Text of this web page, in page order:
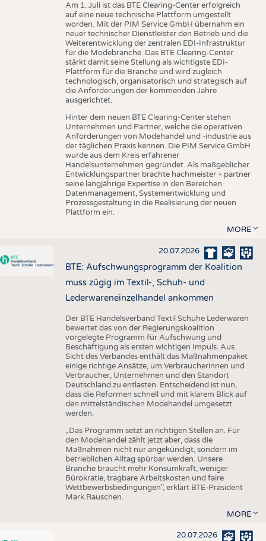
Am 1. Juli ist das BTE Clearing-Center erfolgreich
auf eine neue technische Plattform umgestellt
worden. Mit der PIM Service GmbH übernahm ein
neuer technischer Dienstleister den Betrieb und die
Weiterentwicklung der zentralen EDI-Infrastruktur
für die Modebranche. Das BTE Clearing-Center
stärkt damit seine Stellung als wichtigste EDI-
Plattform für die Branche und wird zugleich
technologisch, organisatorisch und strategisch auf
die Anforderungen der kommenden Jahre
ausgerichtet.
Hinter dem neuen BTE Clearing-Center stehen
Unternehmen und Partner, welche die operativen
Anforderungen von Modehandel und -industrie aus
der täglichen Praxis kennen. Die PIM Service GmbH
wurde aus dem Kreis erfahrener
Handelsunternehmen gegründet. Als maßgeblicher
Entwicklungspartner brachte hachmeister + partner
seine langjährige Expertise in den Bereichen
Datenmanagement, Systementwicklung und
Prozessgestaltung in die Realisierung der neuen
Plattform ein.
MORE
20.07.2026
BTE: Aufschwungsprogramm der Koalition
muss zügig im Textil-, Schuh- und
Lederwareneinzelhandel ankommen
Der BTE Handelsverband Textil Schuhe Lederwaren
bewertet das von der Regierungskoalition
vorgelegte Programm für Aufschwung und
Beschäftigung als ersten wichtigen Impuls. Aus
Sicht des Verbandes enthält das Maßnahmenpaket
einige richtige Ansätze, um Verbraucherinnen und
Verbraucher, Unternehmen und den Standort
Deutschland zu entlasten. Entscheidend ist nun,
dass die Reformen schnell und mit klarem Blick auf
den mittelständischen Modehandel umgesetzt
werden.
„Das Programm setzt an richtigen Stellen an. Für
den Modehandel zählt jetzt aber, dass die
Maßnahmen nicht nur angekündigt, sondern im
betrieblichen Alltag spürbar werden. Unsere
Branche braucht mehr Konsumkraft, weniger
Bürokratie, tragbare Arbeitskosten und faire
Wettbewerbsbedingungen", erklärt BTE-Präsident
Mark Rauschen.
MORE
20.07.2026